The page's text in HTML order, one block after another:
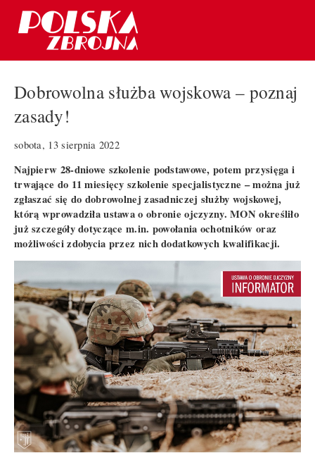
Dobrowolna służba wojskowa – poznaj
zasady!
sobota, 13 sierpnia 2022
Najpierw 28-dniowe szkolenie podstawowe, potem przysięga i
trwające do 11 miesięcy szkolenie specjalistyczne – można już
zgłaszać się do dobrowolnej zasadniczej służby wojskowej,
którą wprowadziła ustawa o obronie ojczyzny. MON określiło
już szczegóły dotyczące m.in. powołania ochotników oraz
możliwości zdobycia przez nich dodatkowych kwalifikacji.